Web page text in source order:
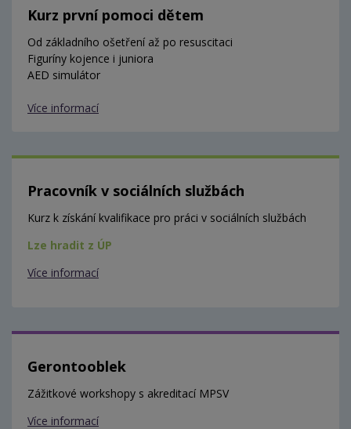
Kurz první pomoci dětem
Od základního ošetření až po resuscitaci
Figuríny kojence i juniora
AED simulátor
Více informací
Pracovník v sociálních službách
Kurz k získání kvalifikace pro práci v sociálních službách
Lze hradit z ÚP
Více informací
Gerontooblek
Zážitkové workshopy s akreditací MPSV
Více informací